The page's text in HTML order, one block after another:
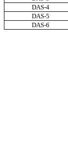
DAS-4
DAS-5
DAS-6